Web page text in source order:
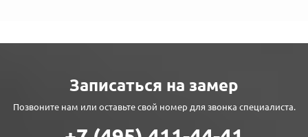
Записаться на замер
Позвоните нам или оставьте свой номер для звонка специалиста.